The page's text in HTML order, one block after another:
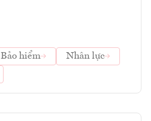
Bảo hiểm
Nhân lực